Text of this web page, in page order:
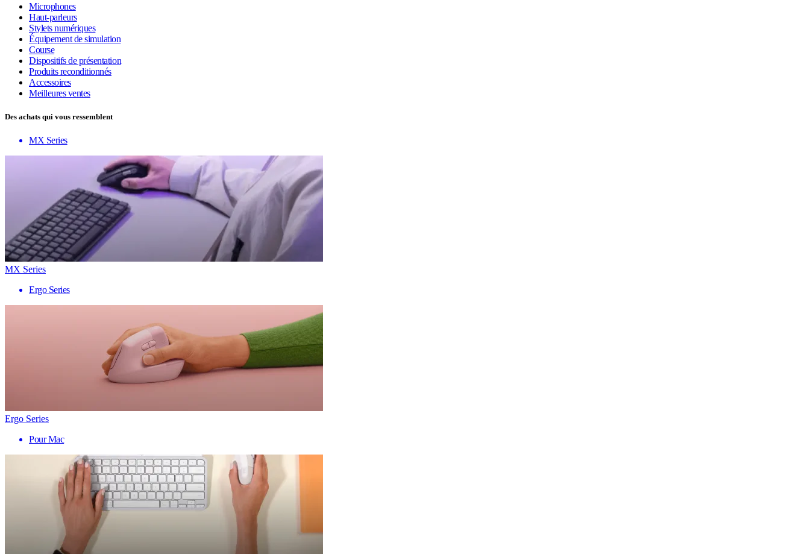
Microphones
Haut-parleurs
Stylets numériques
Équipement de simulation
Course
Dispositifs de présentation
Produits reconditionnés
Accessoires
Meilleures ventes
Des achats qui vous ressemblent
MX Series
MX Series
Ergo Series
Ergo Series
Pour Mac